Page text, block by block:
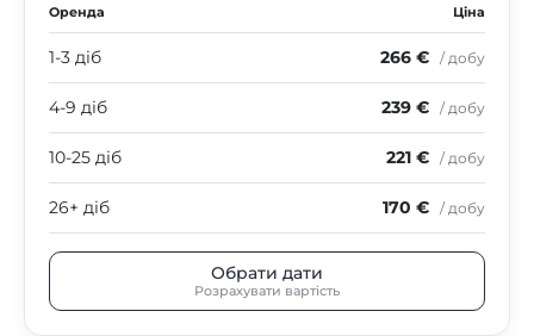
Оренда Ціна
1-3 діб 266 € / добу
4-9 діб 239 € / добу
10-25 діб 221 € / добу
26+ діб 170 € / добу
Обрати дати
Розрахувати вартість